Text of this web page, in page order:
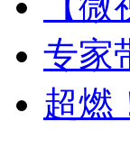
专家
超燃